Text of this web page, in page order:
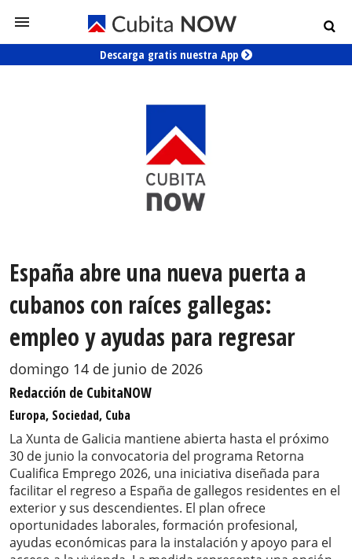
Descarga gratis nuestra App
España abre una nueva puerta a
cubanos con raíces gallegas:
empleo y ayudas para regresar
domingo 14 de junio de 2026
Redacción de CubitaNOW
Europa, Sociedad, Cuba
La Xunta de Galicia mantiene abierta hasta el próximo
30 de junio la convocatoria del programa Retorna
Cualifica Emprego 2026, una iniciativa diseñada para
facilitar el regreso a España de gallegos residentes en el
exterior y sus descendientes. El plan ofrece
oportunidades laborales, formación profesional,
ayudas económicas para la instalación y apoyo para el